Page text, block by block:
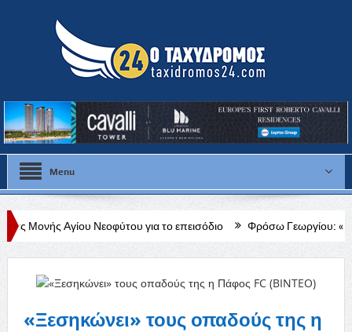
Menu
Νεοφύτου για το επεισόδιο Φρόσω Γεωργίου: «Διαρκής,
«Ξεσηκώνει» τους οπαδούς της η